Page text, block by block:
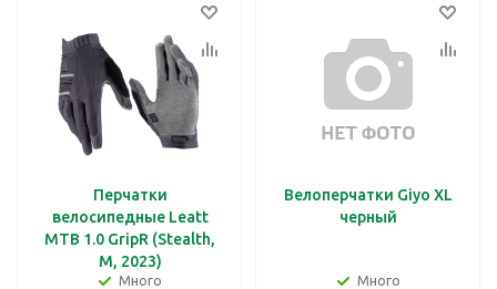
Перчатки
велосипедные Leatt
MTB 1.0 GripR (Stealth,
M, 2023)
Много
Велоперчатки Giyo XL
черный
Много